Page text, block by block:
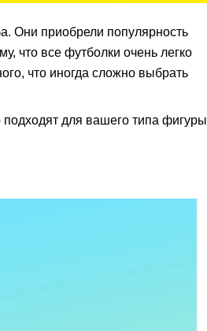
Они приобрели популярность
что все футболки очень легко
что иногда сложно выбрать
для вашего типа фигуры